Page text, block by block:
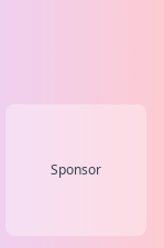
Sponsor